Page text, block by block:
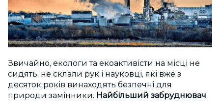
Звичайно, екологи та екоактивісти на місці не
сидять, не склали рук і науковці, які вже з
десяток років винаходять безпечні для
природи замінники. Найбільший забруднювач